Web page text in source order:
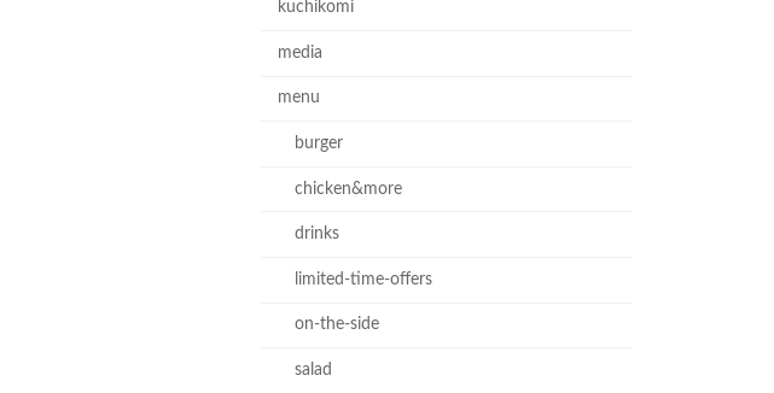
kuchikomi
media
menu
burger
chicken&more
drinks
limited-time-offers
on-the-side
salad